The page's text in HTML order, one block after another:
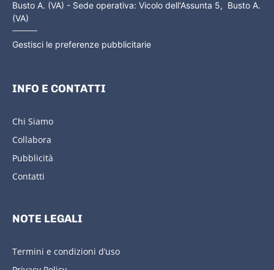
Busto A. (VA) - Sede operativa: Vicolo dell'Assunta 5, Busto A.
(VA)
Gestisci le preferenze pubblicitarie
INFO E CONTATTI
Chi Siamo
Collabora
Pubblicità
Contatti
NOTE LEGALI
Termini e condizioni d’uso